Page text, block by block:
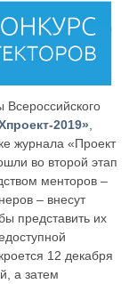
Всероссийского
2019»
журнала «Проект
во второй этап
менторов –
– внесут
представить их
12 декабря
а затем